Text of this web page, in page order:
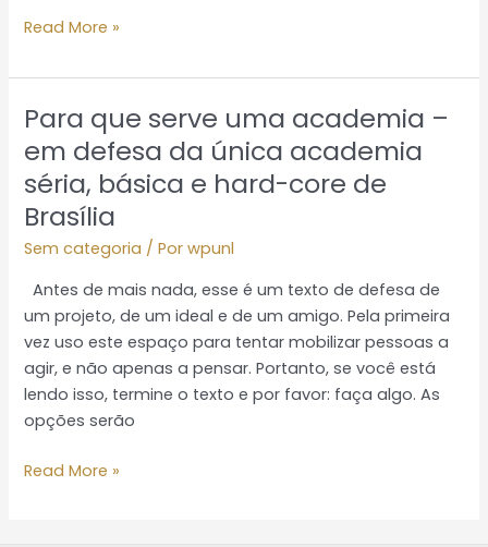
Read More »
Para que serve uma academia –
em defesa da única academia
séria, básica e hard-core de
Brasília
Sem categoria / Porwpunl
Antes de mais nada, esse é um texto de defesa de
um projeto, de um ideal e de um amigo. Pela primeira
vez uso este espaço para tentar mobilizar pessoas a
agir, e não apenas a pensar. Portanto, se você está
lendo isso, termine o texto e por favor: faça algo. As
opções serão
Para
serve
uma
academia
–
defesa
da
única
academia
séria,
básica
hard-
Read More »